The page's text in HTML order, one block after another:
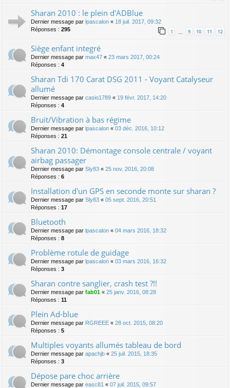
Sharan 2010 : le plein d'ADBlue
Dernier message par lpascalon « 18 juil. 2017, 09:32
Réponses : 295 1 9 10 11 12
Siège enfant integré
Dernier message par max47 « 23 mars 2017, 00:24
Réponses : 4
Sharan Tdi 170 Carat DSG 2011 - Voyant Catalyseur
allumé
Dernier message par casio1789 « 19 févr. 2017, 14:20
Réponses : 4
Bruit/Vibration à bas régime
Dernier message par lpascalon « 03 déc. 2016, 10:12
Réponses : 21
Sharan 2010: Démontage console centrale / voyant
airbag passager
Dernier message par Sly83 « 25 nov. 2016, 20:08
Réponses : 6
Installation d'un GPS en seconde monte sur sharan ?
Dernier message par Sly83 « 05 sept. 2016, 20:51
Réponses : 17
Bluetooth
Dernier message par lpascalon « 04 mars 2016, 18:32
Réponses : 8
Problème rotule de guidage
Dernier message par lpascalon « 03 mars 2016, 16:32
Réponses : 3
Sharan contre sanglier, crash test ?!!
Dernier message par fab01 « 25 janv. 2016, 08:28
Réponses : 11
Plein Ad-blue
Dernier message par RGREEE « 28 oct. 2015, 08:20
Réponses : 5
Multiples voyants allumés tableau de bord
Dernier message par apachjb « 25 juil. 2015, 18:35
Réponses : 3
Dépose pare choc arrière
Dernier message par easc81 « 07 juil. 2015, 09:57